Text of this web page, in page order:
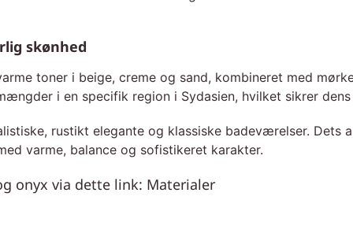
skønhed
toner i beige, creme og sand, kombineret med
i en specifik region i Sydasien, hvilket sikrer
rustikt elegante og klassiske badeværelser.
varme, balance og sofistikeret karakter.
onyx via dette link: Materialer